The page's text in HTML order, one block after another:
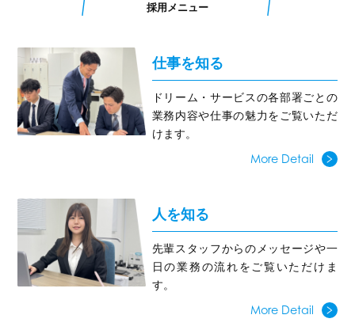
採用メニュー
仕事を知る
ドリーム・サービスの各部署ごとの
業務内容や仕事の魅力をご覧いただ
けます。
More Detail
人を知る
先輩スタッフからのメッセージや一
日の業務の流れをご覧いただけま
す。
More Detail